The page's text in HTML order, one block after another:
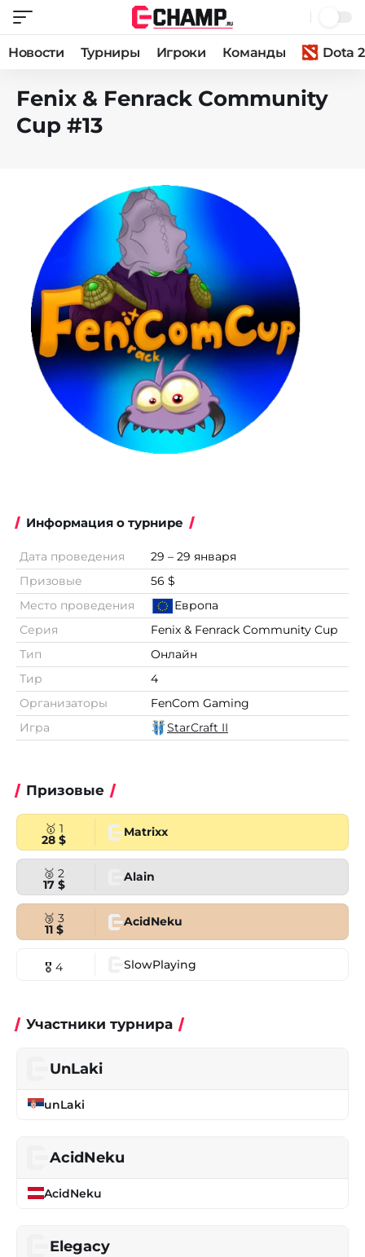
Новости Турниры Игроки Команды Dota 2
Fenix & Fenrack Community
Cup #13
Информация о турнире
Дата проведения
29 – 29 января
Призовые
56 $
Место проведения
Европа
Серия
Fenix & Fenrack Community Cup
Тип
Онлайн
Тир
4
Организаторы
FenCom Gaming
Игра
StarCraft II
Призовые
🥇 1
28 $
Matrixx
🥈 2
17 $
Alain
🥉 3
11 $
AcidNeku
🎖 4 SlowPlaying
Участники турнира
UnLaki
unLaki
AcidNeku
AcidNeku
Elegacy